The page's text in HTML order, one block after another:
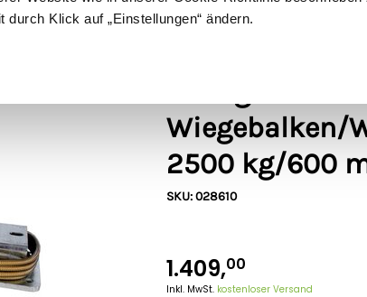
Klick auf „Einstellungen“ ändern.
Wiegebalken/
2500 kg/600
SKU: 028610
1.409,00
Inkl. MwSt. kostenloser Versand